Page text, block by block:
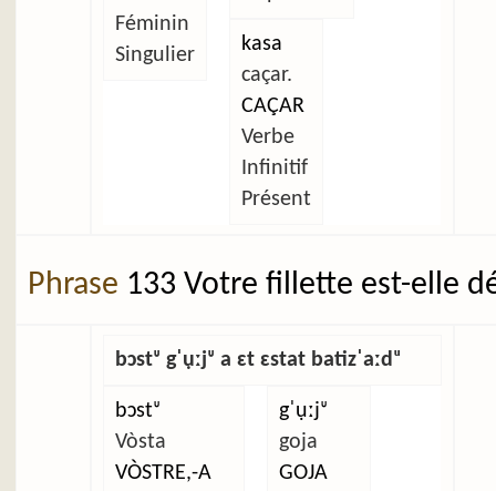
Féminin
Singulier
kasa
caçar.
CAÇAR
Verbe
Infinitif
Présent
Phrase 133 Votre fillette est-elle
bɔstᶸ gˈụːjᶸ a ɛt ɛstat batizˈaːdᵘ
bɔstᶸ
Vòsta
VÒSTRE,-A
gˈụːjᶸ
goja
GOJA